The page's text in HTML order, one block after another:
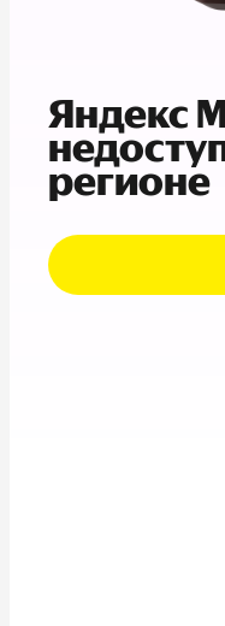
Яндекс
регионе